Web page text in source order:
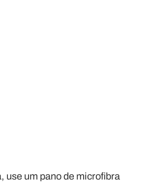
use um pano de microfibra